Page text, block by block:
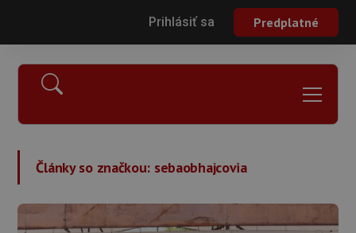
Prihlásiť sa Predplatné
Články so značkou: sebaobhajcovia